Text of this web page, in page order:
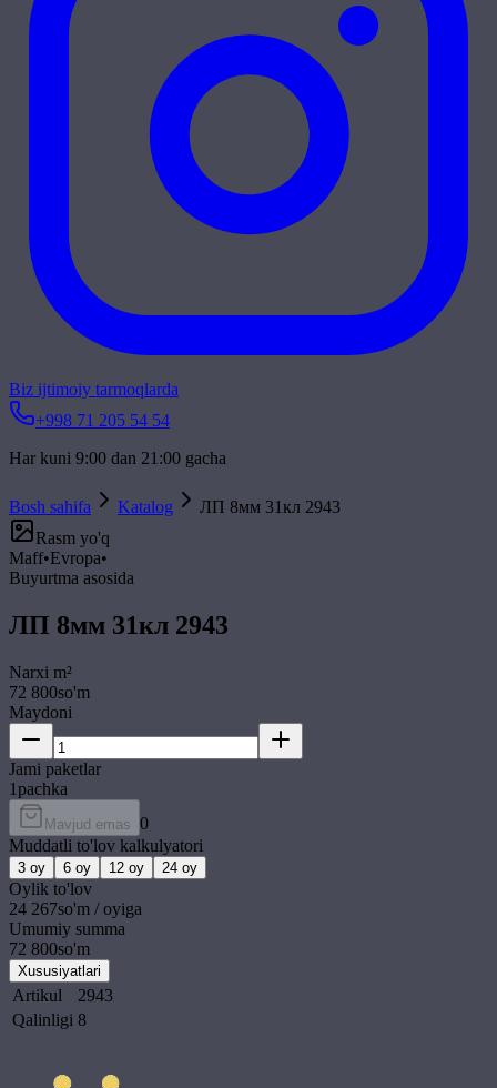
Biz ijtimoiy tarmoqlarda
+998 71 205 54 54
Har kuni 9:00 dan 21:00 gacha
Bosh sahifa Katalog
ЛП 8мм 31кл 2943
Rasm yo'q
Maff•Evropa•
Buyurtma asosida
ЛП 8мм 31кл 2943
Narxi m²
72 800so'm
Maydoni
Jami paketlar
1pachka
Mavjud emas 0
Muddatli to'lov kalkulyatori
3 oy 6 oy 12 oy 24 oy
Oylik to'lov
24 267so'm / oyiga
Umumiy summa
72 800so'm
Xususiyatlari
Artikul
2943
Qalinligi 8